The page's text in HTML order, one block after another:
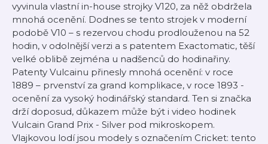
vyvinula vlastní in-house strojky V120, za něž obdržela
mnohá ocenění. Dodnes se tento strojek v moderní
podobě V10 – s rezervou chodu prodlouženou na 52
hodin, v odolnější verzi a s patentem Exactomatic, těší
velké oblibě zejména u nadšenců do hodinařiny.
Patenty Vulcainu přinesly mnohá ocenění: v roce
1889 – prvenství za grand komplikace, v roce 1893 -
ocenění za vysoký hodinářský standard. Ten si značka
drží doposud, důkazem může být i video hodinek
Vulcain Grand Prix - Silver pod mikroskopem.
Vlajkovou lodí jsou modely s označením Cricket: tento